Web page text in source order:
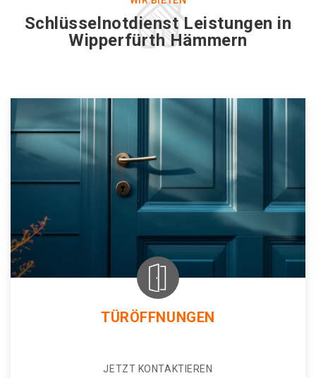
Schlüsselnotdienst Leistungen in
Wipperfürth Hämmern
TÜRÖFFNUNGEN
JETZT KONTAKTIEREN